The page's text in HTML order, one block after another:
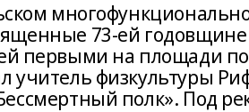
73-ей
первыми на площади
физкультуры
полк». Под